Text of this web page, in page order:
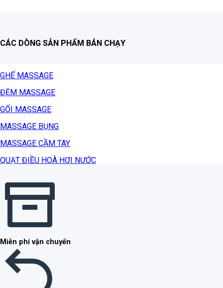
CÁC DÒNG SẢN PHẨM BÁN CHẠY
GHẾ MASSAGE
ĐỆM MASSAGE
GỐI MASSAGE
MASSAGE BỤNG
MASSAGE CẦM TAY
QUẠT ĐIỀU HOÀ HƠI NƯỚC
Miễn phí vận chuyển